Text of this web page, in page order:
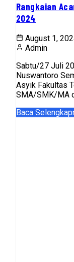
Rangkaian
2024
August 1,
Admin
Sabtu/27 Juli
Nuswantoro
Asyik Fakultas
SMA/SMK/MA
Baca